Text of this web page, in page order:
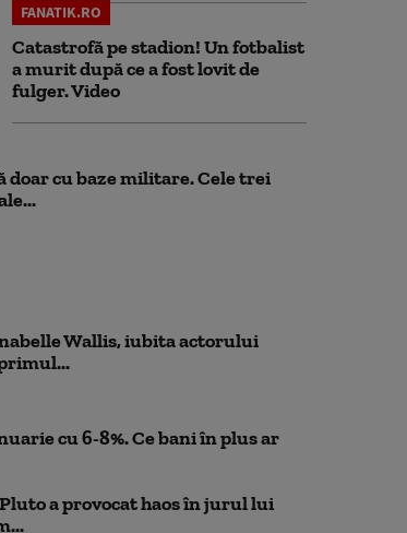
FANATIK.RO
Catastrofă pe stadion! Un fotbalist
a murit după ce a fost lovit de
fulger. Video
doar cu baze militare. Cele trei
Wallis, iubita actorului
cu 6-8%. Ce bani în plus ar
a provocat haos în jurul lui